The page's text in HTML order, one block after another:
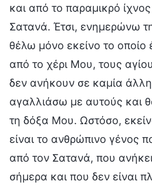
και από το παραμικρό
Σατανά. Έτσι, ενημερώνω
θέλω μόνο εκείνο το οποίο
από το χέρι Μου, τους
δεν ανήκουν σε καμία
αγαλλιάσω με αυτούς και
τη δόξα Μου. Ωστόσο,
είναι το ανθρώπινο γένος
από τον Σατανά, που
σήμερα και που δεν είναι